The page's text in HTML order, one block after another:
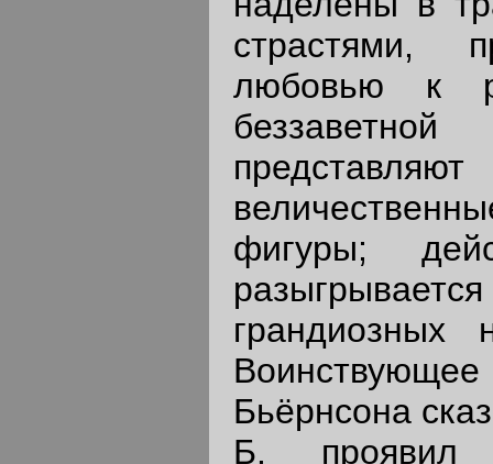
страстями,
любовью к
фигуры;
грандиозных
Бьёрнсона
Б. проявил